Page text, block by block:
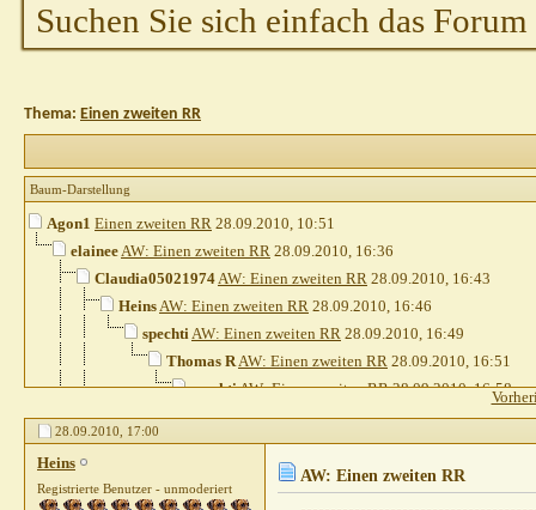
Suchen Sie sich einfach das
Thema: Einen zweiten RR
Baum-Darstellung
Agon1 Einen zweiten RR 28.09.2010, 10:51
elaineeAW: Einen zweiten RR 28.09.2010, 16:36
Claudia05021974AW: Einen zweiten RR 28.09.2010, 16:43
HeinsAW: Einen zweiten RR 28.09.2010, 16:46
spechtiAW: Einen zweiten RR 28.09.2010, 16:49
Thomas RAW: Einen zweiten RR 28.09.2010, 16:51
spechtiAW: Einen zweiten RR28.09.2010,16:58
Heins AW: Einen zweiten RR28.09.2010,17:00
GastAW: Einen zweiten RR28.09.2010,
Amani HT AW: Einen zweiten RR
Agon1AW: Einen zweiten RR
28.09.2010, 17:00
Heins
Registrierte Benutzer - unmoderiert
AW: Einen zweiten RR